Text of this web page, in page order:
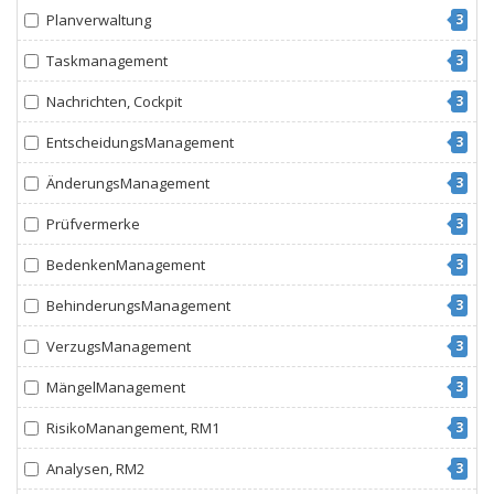
Planverwaltung 3
Taskmanagement 3
Nachrichten, Cockpit 3
EntscheidungsManagement 3
ÄnderungsManagement 3
Prüfvermerke 3
BedenkenManagement 3
BehinderungsManagement 3
VerzugsManagement 3
MängelManagement 3
RisikoManangement, RM1 3
Analysen, RM2 3